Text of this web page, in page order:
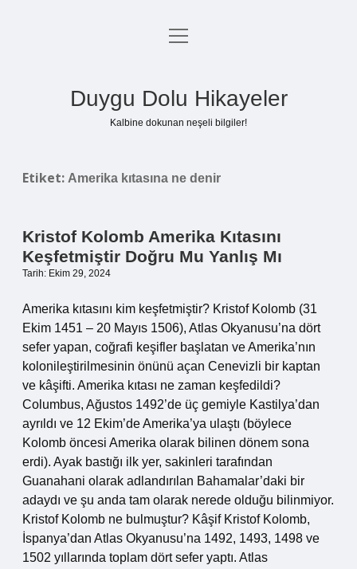
Anasayfa
menüyü
Duygu Dolu Hikayeler
Kalbine dokunan neşeli bilgiler!
Etiket: Amerika kıtasına ne denir
Kristof Kolomb Amerika Kıtasını
Keşfetmiştir Doğru Mu Yanlış Mı
Tarih: Ekim 29, 2024
Amerika kıtasını kim keşfetmiştir? Kristof Kolomb (31
Ekim 1451 – 20 Mayıs 1506), Atlas Okyanusu’na dört
sefer yapan, coğrafi keşifler başlatan ve Amerika’nın
kolonileştirilmesinin önünü açan Cenevizli bir kaptan
ve kâşifti. Amerika kıtası ne zaman keşfedildi?
Columbus, Ağustos 1492’de üç gemiyle Kastilya’dan
ayrıldı ve 12 Ekim’de Amerika’ya ulaştı (böylece
Kolomb öncesi Amerika olarak bilinen dönem sona
erdi). Ayak bastığı ilk yer, sakinleri tarafından
Guanahani olarak adlandırılan Bahamalar’daki bir
adaydı ve şu anda tam olarak nerede olduğu bilinmiyor.
Kristof Kolomb ne bulmuştur? Kâşif Kristof Kolomb,
İspanya’dan Atlas Okyanusu’na 1492, 1493, 1498 ve
1502 yıllarında toplam dört sefer yaptı. Atlas